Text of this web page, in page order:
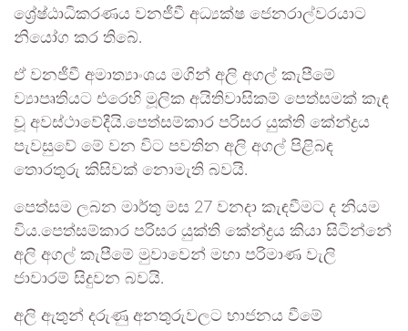
ශ්‍රේෂ්ඨාධිකරණය වනජීවී අධ්‍යක්ෂ ජෙනරාල්වරයාට
නියෝග කර තිබේ.
ඒ වනජීවී අමාත්‍යාංශය මගින් අලි අගල් කැපීමේ
ව්‍යාපෘතියට එරෙහි මූලික අයිතිවාසිකම් පෙත්සමක් කැඳ
වූ අවස්ථාවේදීයි.පෙත්සම්කාර පරිසර යුක්ති කේන්ද්‍රය
පැවසුවේ මේ වන විට පවතින අලි අගල් පිළිබඳ
තොරතුරු කිසිවක් නොමැති බවයි.
පෙත්සම ලබන මාර්තු මස 27 වනදා කැඳවීමට ද නියම
විය.පෙත්සම්කාර පරිසර යුක්ති කේන්ද්‍රය කියා සිටින්නේ
අලි අගල් කැපීමේ මුවාවෙන් මහා පරිමාණ වැලි
ජාවාරම් සිදුවන බවයි.
අලි ඇතුන් දරුණු අනතුරුවලට භාජනය වීමේ